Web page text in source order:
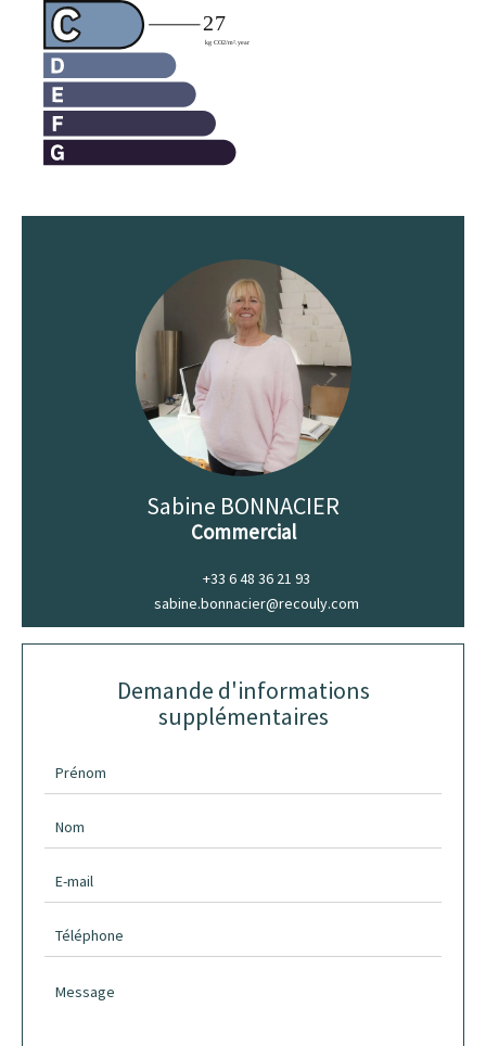
Sabine BONNACIER
Commercial
+33 6 48 36 21 93
sabine.bonnacier@recouly.com
Demande d'informations
supplémentaires